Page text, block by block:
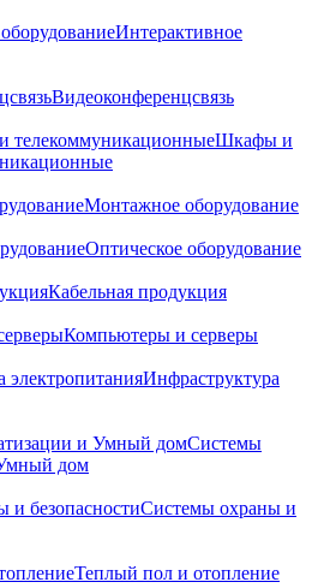
Интерактивное
Видеоконференцсвязь
Шкафы и
Монтажное оборудование
Оптическое оборудование
Кабельная продукция
Компьютеры и серверы
Инфраструктура
Системы
дом
Системы охраны и
Теплый пол и отопление